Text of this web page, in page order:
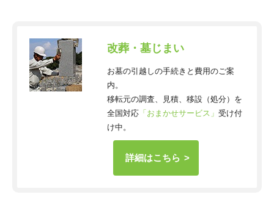
改葬・墓じまい
お墓の引越しの手続きと費用のご案
内。
移転元の調査、見積、移設（処分）を
全国対応「おまかせサービス」 受け付
け中。
詳細はこちら